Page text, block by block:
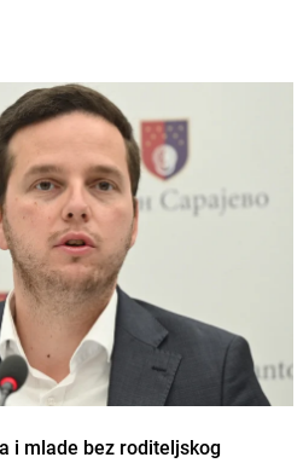
i mlade bez roditeljskog